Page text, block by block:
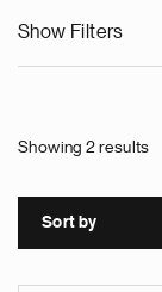
Show Filters
Showing 2 results
Sort by